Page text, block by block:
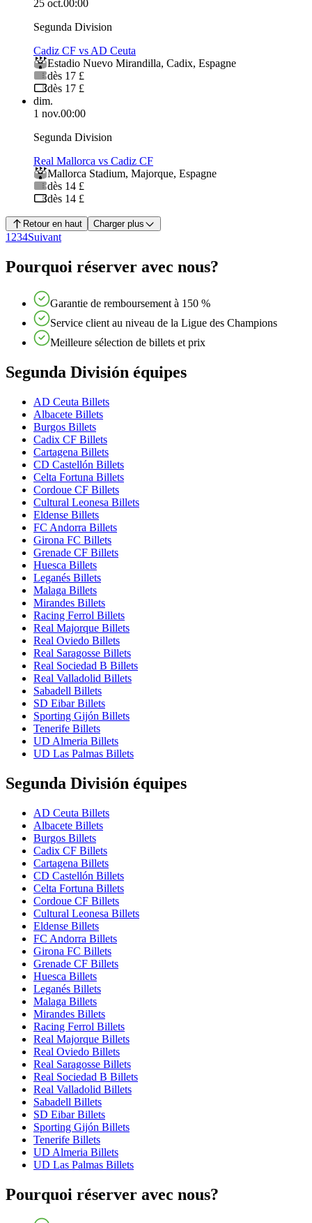
25 oct.00:00
Segunda Division
Cadiz CF vs AD Ceuta
Estadio Nuevo Mirandilla, Cadix, Espagne
dès 17 £
dès 17 £
dim.
1 nov.00:00
Segunda Division
Real Mallorca vs Cadiz CF
Mallorca Stadium, Majorque, Espagne
dès 14 £
dès 14 £
Retour en haut Charger plus
1 234Suivant
Pourquoi réserver avec nous?
Garantie de remboursement à 150 %
Service client au niveau de la Ligue des Champions
Meilleure sélection de billets et prix
Segunda División équipes
AD Ceuta Billets
Albacete Billets
Burgos Billets
Cadix CF Billets
Cartagena Billets
CD Castellón Billets
Celta Fortuna Billets
Cordoue CF Billets
Cultural Leonesa Billets
Eldense Billets
FC Andorra Billets
Girona FC Billets
Grenade CF Billets
Huesca Billets
Leganés Billets
Malaga Billets
Mirandes Billets
Racing Ferrol Billets
Real Majorque Billets
Real Oviedo Billets
Real Saragosse Billets
Real Sociedad B Billets
Real Valladolid Billets
Sabadell Billets
SD Eibar Billets
Sporting Gijón Billets
Tenerife Billets
UD Almeria Billets
UD Las Palmas Billets
Segunda División équipes
AD Ceuta Billets
Albacete Billets
Burgos Billets
Cadix CF Billets
Cartagena Billets
CD Castellón Billets
Celta Fortuna Billets
Cordoue CF Billets
Cultural Leonesa Billets
Eldense Billets
FC Andorra Billets
Girona FC Billets
Grenade CF Billets
Huesca Billets
Leganés Billets
Malaga Billets
Mirandes Billets
Racing Ferrol Billets
Real Majorque Billets
Real Oviedo Billets
Real Saragosse Billets
Real Sociedad B Billets
Real Valladolid Billets
Sabadell Billets
SD Eibar Billets
Sporting Gijón Billets
Tenerife Billets
UD Almeria Billets
UD Las Palmas Billets
Pourquoi réserver avec nous?